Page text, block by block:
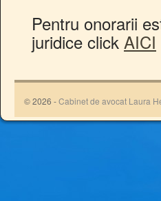
Pentru onorarii
juridice click AICI
© 2026 -Cabinet de avocat Laura